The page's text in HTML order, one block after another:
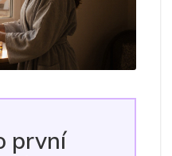
první